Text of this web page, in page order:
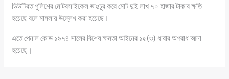
ডিউটিরত পুলিশের মোটরসাইকেল ভাঙচুর করে মোট দুই লাখ ৭০ হাজার টাকার ক্ষতি
হয়েছে বলে মামলায় উল্লেখ করা হয়েছে।
এতে পেনাল কোড ১৯৭৪ সালের বিশেষ ক্ষমতা আইনের ১৫(৩) ধারার অপরাধ আনা
হয়েছে।